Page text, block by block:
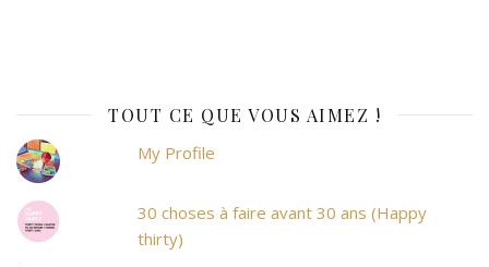
TOUT CE QUE VOUS AIMEZ !
My Profile
30 choses à faire avant 30 ans (Happy
thirty)